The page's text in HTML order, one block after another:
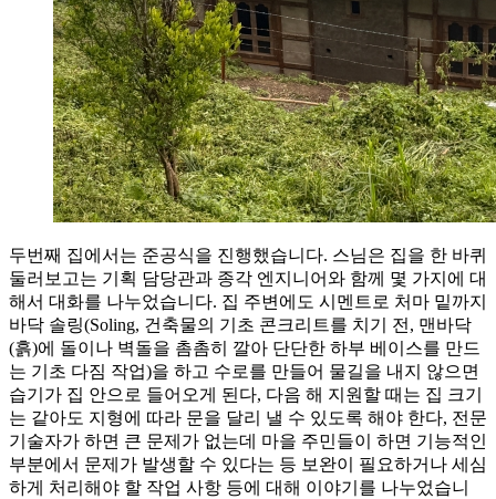
두번째 집에서는 준공식을 진행했습니다. 스님은 집을 한 바퀴
둘러보고는 기획 담당관과 종각 엔지니어와 함께 몇 가지에 대
해서 대화를 나누었습니다. 집 주변에도 시멘트로 처마 밑까지
바닥 솔링(Soling, 건축물의 기초 콘크리트를 치기 전, 맨바닥
(흙)에 돌이나 벽돌을 촘촘히 깔아 단단한 하부 베이스를 만드
는 기초 다짐 작업)을 하고 수로를 만들어 물길을 내지 않으면
습기가 집 안으로 들어오게 된다, 다음 해 지원할 때는 집 크기
는 같아도 지형에 따라 문을 달리 낼 수 있도록 해야 한다, 전문
기술자가 하면 큰 문제가 없는데 마을 주민들이 하면 기능적인
부분에서 문제가 발생할 수 있다는 등 보완이 필요하거나 세심
하게 처리해야 할 작업 사항 등에 대해 이야기를 나누었습니